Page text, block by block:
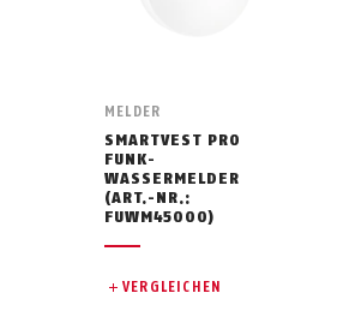
MELDER
SMARTVEST PRO
FUNK-
WASSERMELDER
(ART.-NR.:
FUWM45000)
VERGLEICHEN